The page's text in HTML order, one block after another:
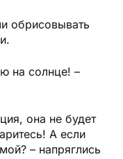
обрисовывать
на солнце! –
она не будет
А если
– напряглись